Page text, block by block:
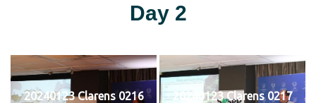
Day 2
20240123 Clarens 0216 20240123 Clarens 0217